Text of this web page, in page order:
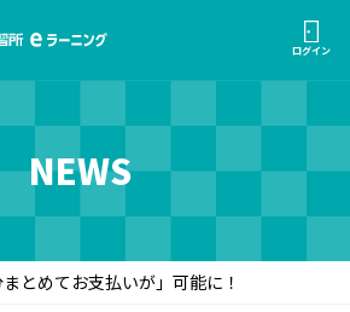
ログイン
NEWS
まとめてお支払いが」可能に！